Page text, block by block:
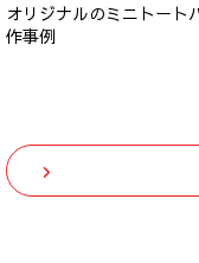
オリジナルのミニトート
作事例